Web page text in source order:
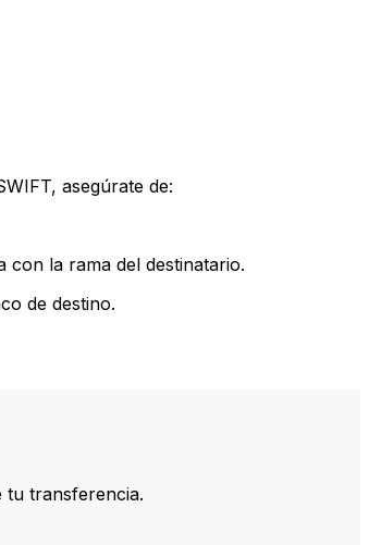
asegúrate de:
con la rama del destinatario.
de destino.
tu transferencia.